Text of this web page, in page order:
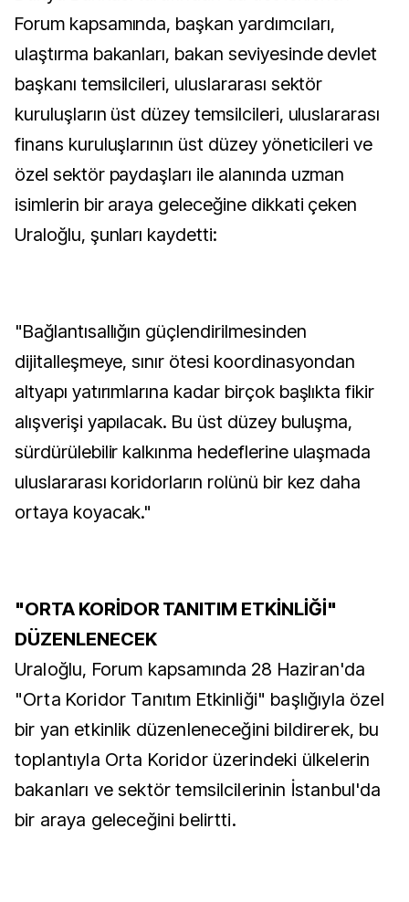
Forum kapsamında, başkan yardımcıları,
ulaştırma bakanları, bakan seviyesinde devlet
başkanı temsilcileri, uluslararası sektör
kuruluşların üst düzey temsilcileri, uluslararası
finans kuruluşlarının üst düzey yöneticileri ve
özel sektör paydaşları ile alanında uzman
isimlerin bir araya geleceğine dikkati çeken
Uraloğlu, şunları kaydetti:
"Bağlantısallığın güçlendirilmesinden
dijitalleşmeye, sınır ötesi koordinasyondan
altyapı yatırımlarına kadar birçok başlıkta fikir
alışverişi yapılacak. Bu üst düzey buluşma,
sürdürülebilir kalkınma hedeflerine ulaşmada
uluslararası koridorların rolünü bir kez daha
ortaya koyacak."
"ORTA KORİDOR TANITIM ETKİNLİĞİ"
DÜZENLENECEK
Uraloğlu, Forum kapsamında 28 Haziran'da
"Orta Koridor Tanıtım Etkinliği" başlığıyla özel
bir yan etkinlik düzenleneceğini bildirerek, bu
toplantıyla Orta Koridor üzerindeki ülkelerin
bakanları ve sektör temsilcilerinin İstanbul'da
bir araya geleceğini belirtti.